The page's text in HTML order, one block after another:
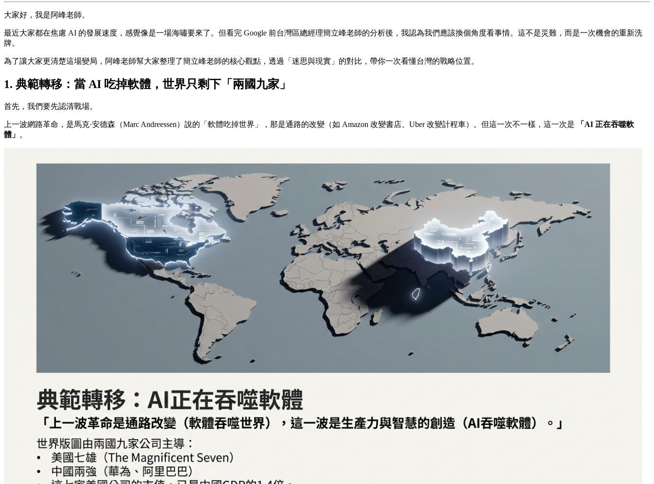
大家好，我是阿峰老師。
最近大家都在焦慮 AI 的發展速度，感覺像是一場海嘯要來了。但看完 Google 前台灣區總經理簡立峰老師的分析後，我認為我們應該換個角度看事情。這不是災難，而是一次機會的重新洗
牌。
為了讓大家更清楚這場變局，阿峰老師幫大家整理了簡立峰老師的核心觀點，透過「迷思與現實」的對比，帶你一次看懂台灣的戰略位置。
1. 典範轉移：當 AI 吃掉軟體，世界只剩下「兩國九家」
首先，我們要先認清戰場。
上一波網路革命，是馬克·安德森（Marc Andreessen）說的「軟體吃掉世界」，那是通路的改變（如 Amazon 改變書店、Uber 改變計程車）。但這一次不一樣，這一次是
「AI 正在吞噬軟
體」 。